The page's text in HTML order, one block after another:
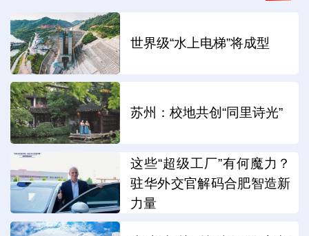
世界级“水上电梯”将成型
苏州：校地共创“同里诗光”
这些“超级工厂”有何魔力？
驻华外交官解码合肥智造新
力量